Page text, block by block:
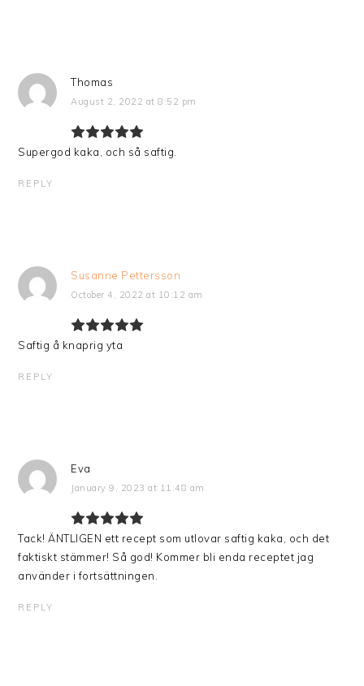
Thomas
August 2, 2022 at 8:52 pm
Supergod kaka, och så saftig.
REPLY
Susanne Pettersson
October 4, 2022 at 10:12 am
Saftig å knaprig yta
REPLY
Eva
January 9, 2023 at 11:48 am
Tack! ÄNTLIGEN ett recept som utlovar saftig kaka, och det
faktiskt stämmer! Så god! Kommer bli enda receptet jag
använder i fortsättningen.
REPLY